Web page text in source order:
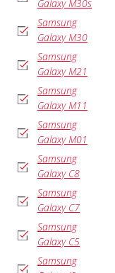
Galaxy M30s
Samsung
Galaxy M30
Samsung
Galaxy M21
Samsung
Galaxy M11
Samsung
Galaxy M01
Samsung
Galaxy C8
Samsung
Galaxy C7
Samsung
Galaxy C5
Samsung